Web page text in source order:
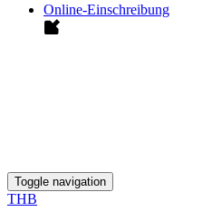
Online-Einschreibung
Toggle navigation
THB